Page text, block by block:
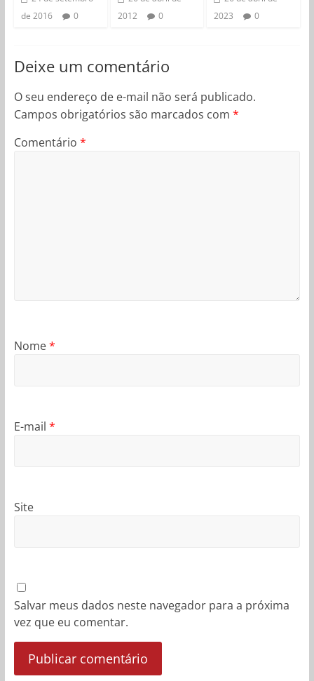
de 2016
0
2012
0
2023
0
Deixe um comentário
O seu endereço de e-mail não será publicado.
Campos obrigatórios são marcados com *
Comentário *
Nome*
E-mail *
Site
Salvar meus dados neste navegador para a próxima
vez que eu comentar.